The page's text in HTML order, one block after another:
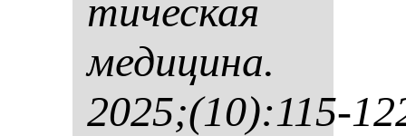
ти­чес­кая
ме­ди­ци­на.
2025;(10):115-